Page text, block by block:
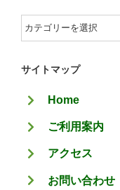
カ
テ
ゴ
ー
サイトマップ
Home
ご利用案内
アクセス
お問い合わせ